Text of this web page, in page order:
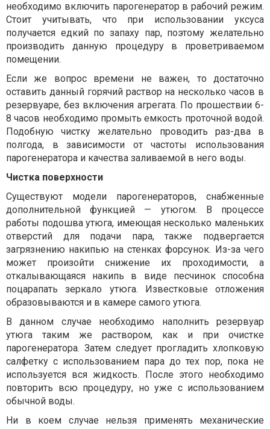
необходимо включить парогенератор в рабочий режим.
Стоит учитывать, что при использовании уксуса
получается едкий по запаху пар, поэтому желательно
производить данную процедуру в проветриваемом
помещении.
Если же вопрос времени не важен, то достаточно
оставить данный горячий раствор на несколько часов в
резервуаре, без включения агрегата. По прошествии 6-
8 часов необходимо промыть емкость проточной водой.
Подобную чистку желательно проводить раз-два в
полгода, в зависимости от частоты использования
парогенератора и качества заливаемой в него воды.
Чистка поверхности
Существуют модели парогенераторов, снабженные
дополнительной функцией — утюгом. В процессе
работы подошва утюга, имеющая несколько маленьких
отверстий для подачи пара, также подвергается
загрязнению накипью на стенках форсунок. Из-за чего
может произойти снижение их проходимости, а
откалывающаяся накипь в виде песчинок способна
поцарапать зеркало утюга. Известковые отложения
образовываются и в камере самого утюга.
В данном случае необходимо наполнить резервуар
утюга таким же раствором, как и при очистке
парогенератора. Затем следует прогладить хлопковую
салфетку с использованием пара до тех пор, пока не
используется вся жидкость. После этого необходимо
повторить всю процедуру, но уже с использованием
обычной воды.
Ни в коем случае нельзя применять механические